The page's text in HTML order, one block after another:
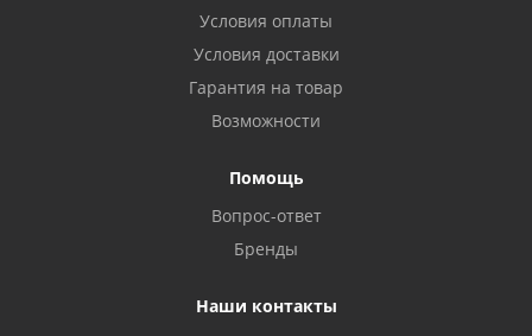
Условия оплаты
Условия доставки
Гарантия на товар
Возможности
Помощь
Вопрос-ответ
Бренды
Наши контакты